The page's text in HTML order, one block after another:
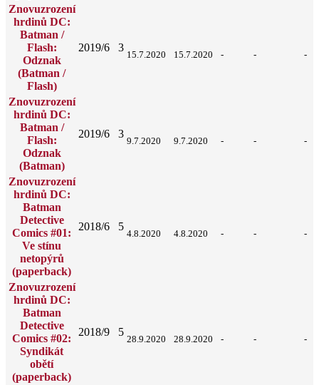
Znovuzrození
hrdinů DC:
Batman /
Flash:
Odznak
(Batman /
Flash)
2019/6 3
15.7.2020 15.7.2020 - - -
Znovuzrození
hrdinů DC:
Batman /
Flash:
Odznak
(Batman)
2019/6 3
9.7.2020 9.7.2020 - - -
Znovuzrození
hrdinů DC:
Batman
Detective
Comics #01:
Ve stínu
netopýrů
(paperback)
2018/6 5
4.8.2020 4.8.2020 - - -
Znovuzrození
hrdinů DC:
Batman
Detective
Comics #02:
Syndikát
obětí
(paperback)
2018/9 5
28.9.2020 28.9.2020 - - -